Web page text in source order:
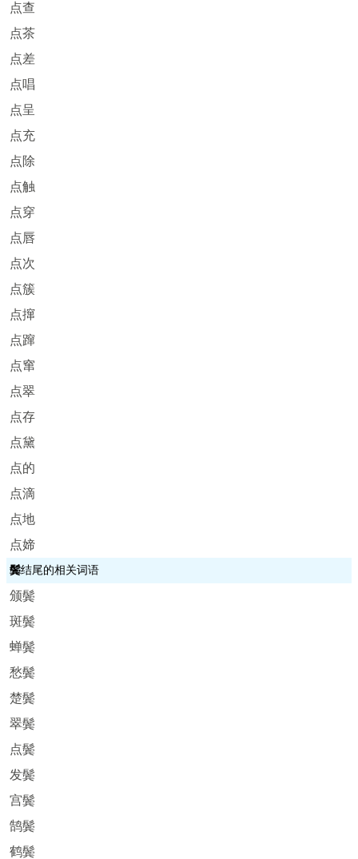
点查
点茶
点差
点唱
点呈
点充
点除
点触
点穿
点唇
点次
点簇
点撺
点蹿
点窜
点翠
点存
点黛
点的
点滴
点地
点媂
鬓结尾的相关词语
颁鬓
斑鬓
蝉鬓
愁鬓
楚鬓
翠鬓
点鬓
发鬓
宫鬓
鹄鬓
鹤鬓